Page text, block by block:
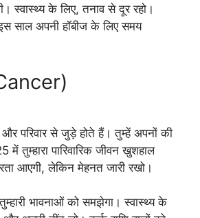
स्वास्थ्य के लिए, तनाव से दूर रहो।
साल अपनी हॉबीज के लिए समय
और परिवार से जुड़े होते हैं। तुम्हें अपनों की
तुम्हारा पारिवारिक जीवन खुशहाल
आएगी, लेकिन मेहनत जारी रखो।
तुम्हारी भावनाओं को समझेगा। स्वास्थ्य के